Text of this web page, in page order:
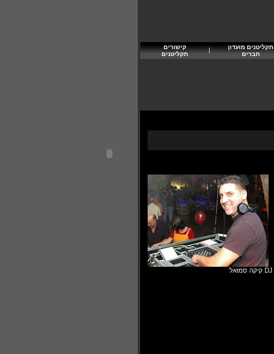
תקליטנים מועדון
חברים
קישורים
תקליטנים
DJ קיקה סמואל